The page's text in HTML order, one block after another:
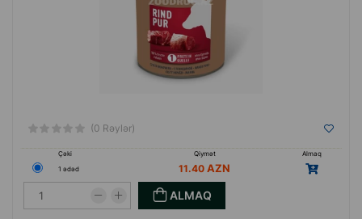
(0 Rəylər)
Çəki Qiymət
Almaq
1 ədəd
11.40
ALMAQ